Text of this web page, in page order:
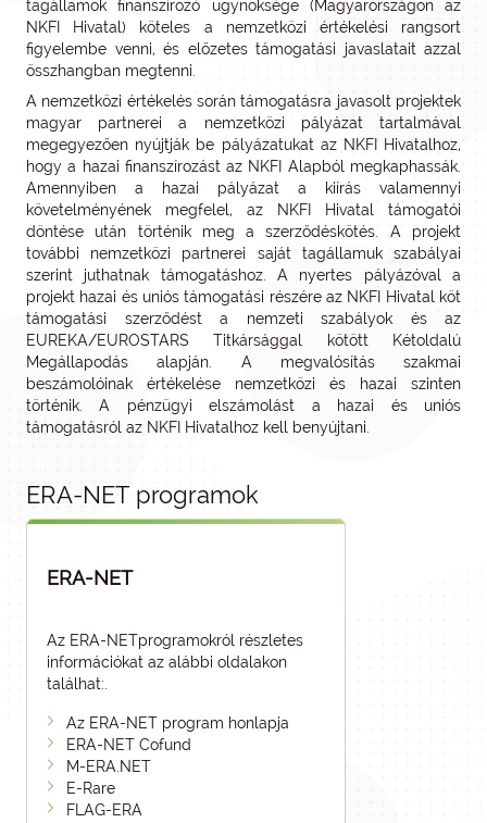
tagállamok finanszírozó ügynöksége (Magyarországon az
NKFI Hivatal) köteles a nemzetközi értékelési rangsort
figyelembe venni, és előzetes támogatási javaslatait azzal
összhangban megtenni.
A nemzetközi értékelés során támogatásra javasolt projektek
magyar partnerei a nemzetközi pályázat tartalmával
megegyezően nyújtják be pályázatukat az NKFI Hivatalhoz,
hogy a hazai finanszírozást az NKFI Alapból megkaphassák.
Amennyiben a hazai pályázat a kiírás valamennyi
követelményének megfelel, az NKFI Hivatal támogatói
döntése után történik meg a szerződéskötés. A projekt
további nemzetközi partnerei saját tagállamuk szabályai
szerint juthatnak támogatáshoz. A nyertes pályázóval a
projekt hazai és uniós támogatási részére az NKFI Hivatal köt
támogatási szerződést a nemzeti szabályok és az
EUREKA/EUROSTARS Titkársággal kötött Kétoldalú
Megállapodás alapján. A megvalósítás szakmai
beszámolóinak értékelése nemzetközi és hazai szinten
történik. A pénzügyi elszámolást a hazai és uniós
támogatásról az NKFI Hivatalhoz kell benyújtani.
ERA-NET programok
ERA-NET
Az ERA-NETprogramokról részletes
információkat az alábbi oldalakon
találhat:.
Az ERA-NET program honlapja
ERA-NET Cofund
M-ERA.NET
E-Rare
FLAG-ERA